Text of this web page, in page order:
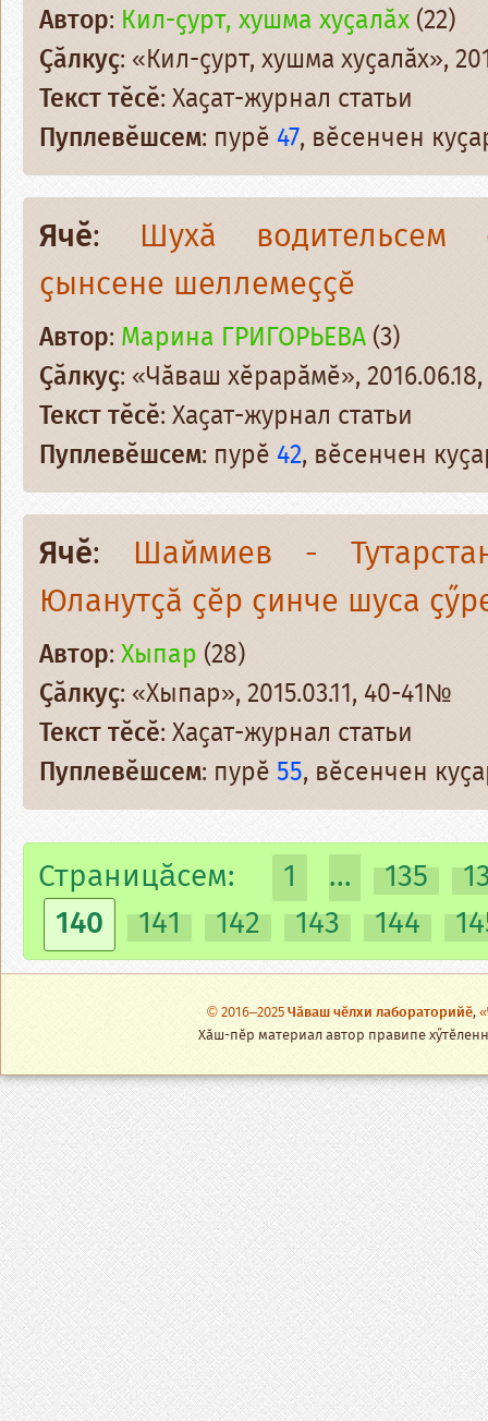
Автор: Кил-ҫурт, хушма хуҫалӑх(22)
Ҫӑлкуҫ: «Кил-ҫурт, хушма хуҫалӑх»,
Текст тӗсӗ: Хаҫат-журнал статьи
Пуплевӗшсем: пурӗ 47, вӗсенчен
Ячӗ: Шухӑ водительсем
ҫынсене шеллемеҫҫӗ
Автор: Марина ГРИГОРЬЕВА(3)
Ҫӑлкуҫ: «Чӑваш хӗрарӑмӗ»,
Текст тӗсӗ: Хаҫат-журнал статьи
Пуплевӗшсем: пурӗ 42, вӗсенчен
Ячӗ: Шаймиев -
Юланутҫӑ ҫӗр ҫинче шуса
Автор:Хыпар (28)
Ҫӑлкуҫ: «Хыпар», 2015.03.11, 40-41№
Текст тӗсӗ: Хаҫат-журнал статьи
Пуплевӗшсем: пурӗ55, вӗсенчен
Страницăсем: 1 ... 135
140
141 142 143 144
© 2016–2025Чӑваш чӗлхи лабораторийӗ,
Хӑш-пӗр материал автор правипе